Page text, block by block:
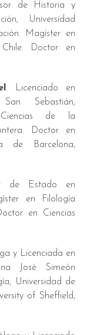
de Historia y
Universidad
Magíster en
Doctor en
. Licenciado en
Sebastián,
de la
Doctor en
de Barcelona,
de Estado en
en Filología
en Ciencias
y Licenciada en
José Simeón
Universidad de
of Sheffield,